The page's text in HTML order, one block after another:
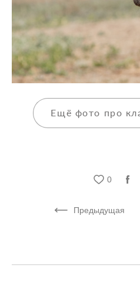
Ещё фото про
0
Предыдущая